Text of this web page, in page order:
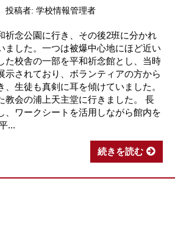
投稿者: 学校情報管理者
祈念公園に行き、その後2班に分かれ
ました。一つは被爆中心地にほど近い
た校舎の一部を平和祈念館とし、当時
示されており、ボランティアの方から
生徒も真剣に耳を傾けていました。
教会の浦上天主堂に行きました。 長
、ワークシートを活用しながら館内を
...
続きを読む